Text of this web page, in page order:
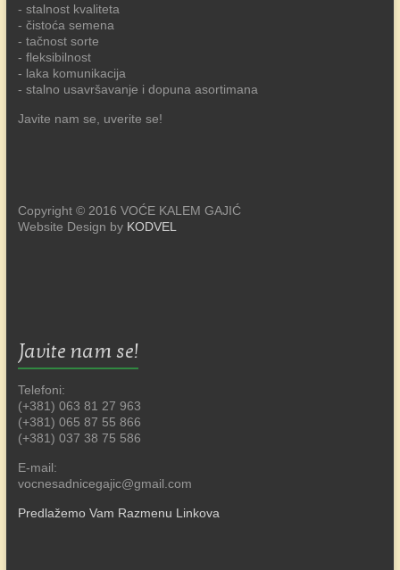
- stalnost kvaliteta
- čistoća semena
- tačnost sorte
- fleksibilnost
- laka komunikacija
- stalno usavršavanje i dopuna asortimana
Javite nam se, uverite se!
Copyright © 2016 VOĆE KALEM GAJIĆ
Website Design by KODVEL
Javite nam se!
Telefoni:
(+381) 063 81 27 963
(+381) 065 87 55 866
(+381) 037 38 75 586
E-mail:
vocnesadnicegajic@gmail.com
Predlažemo Vam Razmenu Linkova